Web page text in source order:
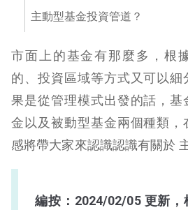
主動型基金投資管道？
市面上的基金有那麼多，根
的、投資區域等方式又可以
果是從管理模式出發的話，基
金以及被動型基金兩個種類，
感將帶大家來認識認識有關於
編按：2024/02/05 更新